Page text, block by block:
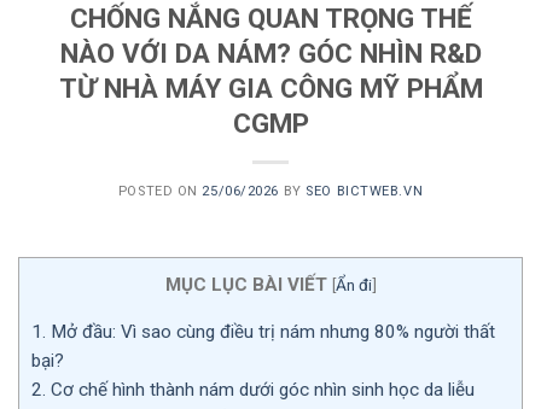
CHỐNG NẮNG QUAN TRỌNG THẾ
NÀO VỚI DA NÁM? GÓC NHÌN R&D
TỪ NHÀ MÁY GIA CÔNG MỸ PHẨM
CGMP
POSTED ON 25/06/2026 BY SEO BICTWEB.VN
MỤC LỤC BÀI VIẾT [Ẩn đi]
1. Mở đầu: Vì sao cùng điều trị nám nhưng 80% người thất
bại?
2. Cơ chế hình thành nám dưới góc nhìn sinh học da liễu